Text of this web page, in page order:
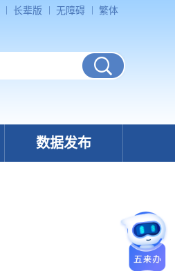
长辈版 无障碍 繁体
数据发布